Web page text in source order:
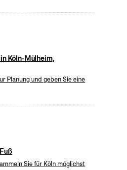
Köln-Mülheim,
Planung und geben Sie eine
Sie für Köln möglichst